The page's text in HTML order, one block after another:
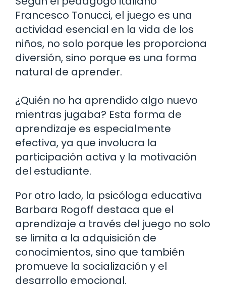
Francesco Tonucci, el juego es una
actividad esencial en la vida de los
niños, no solo porque les proporciona
diversión, sino porque es una forma
natural de aprender.
¿Quién no ha aprendido algo nuevo
mientras jugaba? Esta forma de
aprendizaje es especialmente
efectiva, ya que involucra la
participación activa y la motivación
del estudiante.
Por otro lado, la psicóloga educativa
Barbara Rogoff destaca que el
aprendizaje a través del juego no solo
se limita a la adquisición de
conocimientos, sino que también
promueve la socialización y el
desarrollo emocional.